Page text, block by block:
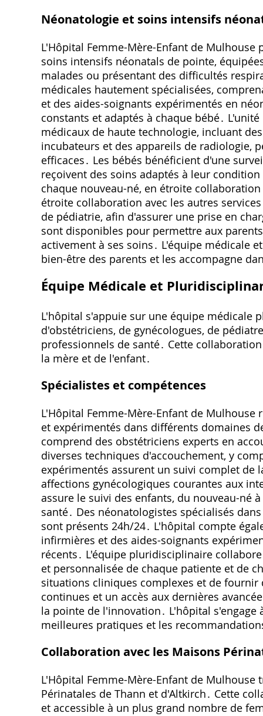
Néonatologie et soins intensifs
L'Hôpital Femme-Mère-Enfant de
soins intensifs néonatals de pointe,
malades ou présentant des difficultés
médicales hautement spécialisées,
et des aides-soignants expérimentés en
constants et adaptés à chaque bébé․
médicaux de haute technologie, incluant
incubateurs et des appareils de radiologie,
efficaces․ Les bébés bénéficient d'une
reçoivent des soins adaptés à leur
chaque nouveau-né, en étroite
étroite collaboration avec les autres
de pédiatrie, afin d'assurer une prise en
sont disponibles pour permettre aux
activement à ses soins․ L'équipe médicale
bien-être des parents et les accompagne
Équipe Médicale et
L'hôpital s'appuie sur une équipe médicale
d'obstétriciens, de gynécologues, de
professionnels de santé․ Cette
la mère et de l'enfant․
Spécialistes et compétences
L'Hôpital Femme-Mère-Enfant de
et expérimentés dans différents domaines
comprend des obstétriciens experts en
diverses techniques d'accouchement, y
expérimentés assurent un suivi complet de
affections gynécologiques courantes aux
assure le suivi des enfants, du nouveau-né
santé․ Des néonatologistes spécialisés
sont présents 24h/24․ L'hôpital compte
infirmières et des aides-soignants
récents․ L'équipe pluridisciplinaire
et personnalisée de chaque patiente et de
situations cliniques complexes et de
continues et un accès aux dernières
la pointe de l'innovation․ L'hôpital
meilleures pratiques et les
Collaboration avec les Maisons
L'Hôpital Femme-Mère-Enfant de
Périnatales de Thann et d'Altkirch․ Cette
et accessible à un plus grand nombre de